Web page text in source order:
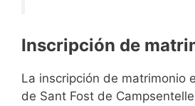
Inscripción de
La inscripción de matrimonio
de Sant Fost de